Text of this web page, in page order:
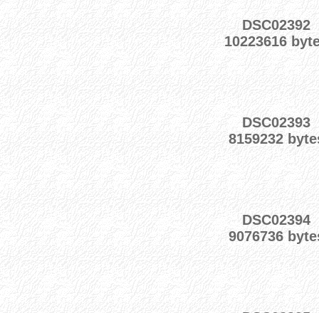
DSC02392
10223616
DSC02393
8159232
DSC02394
9076736